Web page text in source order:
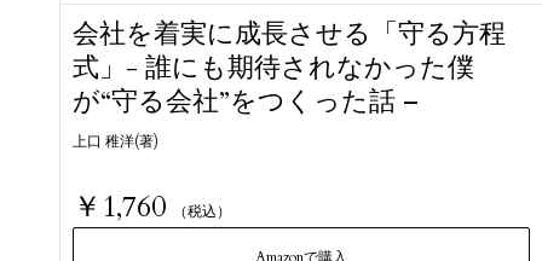
会社を着実に成長させる「守る方程
式」- 誰にも期待されなかった僕
が“守る会社”をつくった話 –
上口 稚洋(著)
￥1,760 （税込）